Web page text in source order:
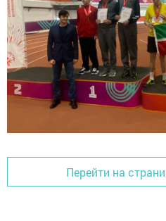
Перейти на